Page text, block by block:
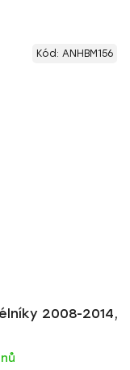
2008-2014,
Kód: ANHBM156